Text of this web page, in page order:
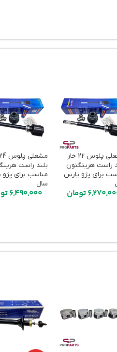
مشعلی پلوس 22‌ خار
راست هرینگتون
برای پژو پارس
تومان
بلند راست
مناسب برای پژو
سال
6,490,000